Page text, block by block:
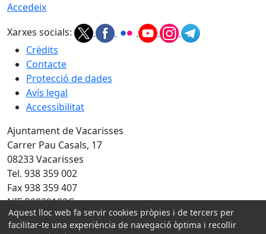
Accedeix
Xarxes socials:
Crèdits
Contacte
Protecció de dades
Avís legal
Accessibilitat
Ajuntament de Vacarisses
Carrer Pau Casals, 17
08233 Vacarisses
Tel. 938 359 002
Fax 938 359 407
NIF P0829100G
Amb la col·laboració de:
Aquest lloc web fa servir cookies pròpies i de tercers per
facilitar-te una experiència de navegació òptima i recollir